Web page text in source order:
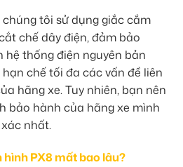
tôi sử dụng giắc cắm
chế dây điện, đảm bảo
hệ thống điện nguyên bản
chế tối đa các vấn đề liên
hãng xe. Tuy nhiên, bạn nên
bảo hành của hãng xe mình
nhất.
PX8 mất bao lâu?